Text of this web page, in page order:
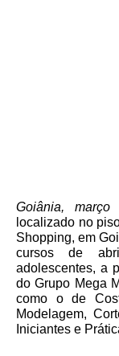
Goiânia,
localizado no
Shopping, em
cursos de
adolescentes, a
do Grupo Mega
como o de
Modelagem,
Iniciantes e